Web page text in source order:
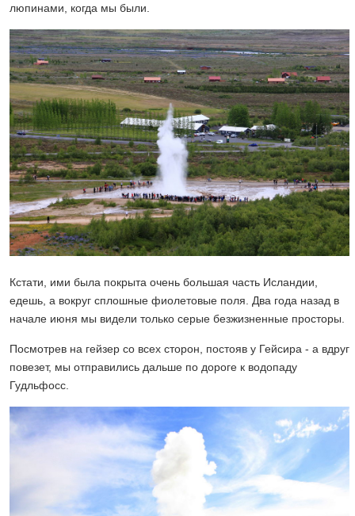
люпинами, когда мы были.
Кстати, ими была покрыта очень большая часть Исландии,
едешь, а вокруг сплошные фиолетовые поля. Два года назад в
начале июня мы видели только серые безжизненные просторы.
Посмотрев на гейзер со всех сторон, постояв у Гейсира - а вдруг
повезет, мы отправились дальше по дороге к водопаду
Гудльфосс.